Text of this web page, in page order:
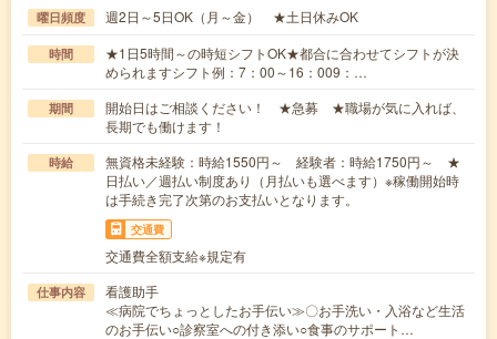
曜日頻度 週2日～5日OK（月～金） ★土日休みOK
時間
★1日5時間～の時短シフトOK★都合に合わせてシフトが決
められますシフト例：7：00～16：009：…
期間
開始日はご相談ください！ ★急募 ★職場が気に入れば、
長期でも働けます！
時給
無資格未経験：時給1550円～ 経験者：時給1750円～ ★
日払い／週払い制度あり（月払いも選べます）※稼働開始時
は手続き完了次第のお支払いとなります。
交通費
交通費全額支給※規定有
仕事内容
看護助手
≪病院でちょっとしたお手伝い≫〇お手洗い・入浴など生活
のお手伝い○診察室への付き添い○食事のサポート…